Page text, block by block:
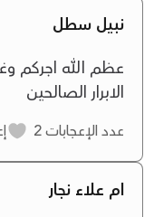
نبيل سطل
عظم الله اجركم
الابرار الصالحين
عدد الإعجابات
ام علاء نجار